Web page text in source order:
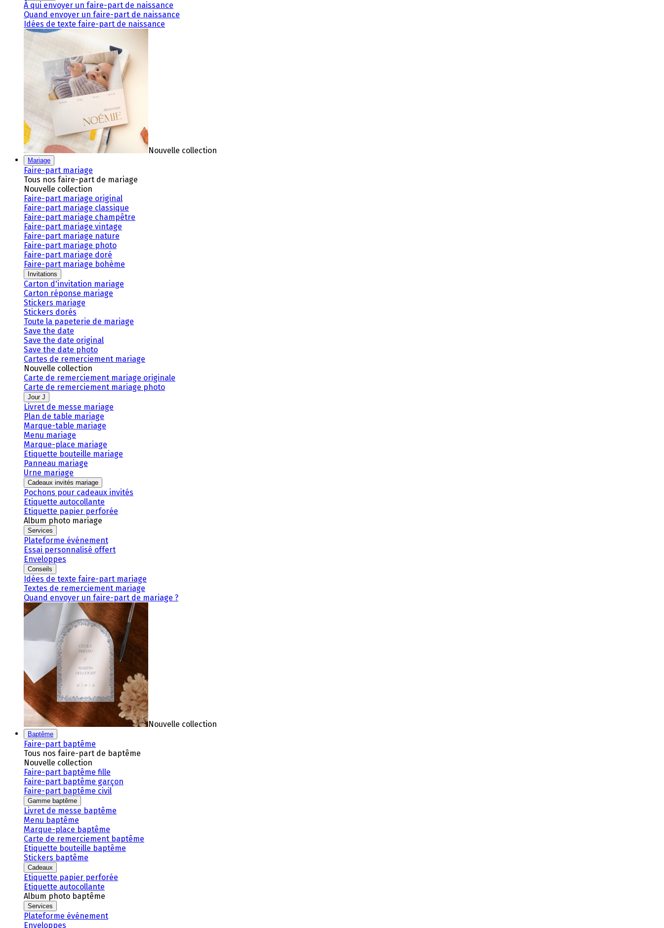
À qui envoyer un faire-part de naissance
Quand envoyer un faire-part de naissance
Idées de texte faire-part de naissance
Nouvelle collection
Mariage
Faire-part mariage
Tous nos faire-part de mariage
Nouvelle collection
Faire-part mariage original
Faire-part mariage classique
Faire-part mariage champêtre
Faire-part mariage vintage
Faire-part mariage nature
Faire-part mariage photo
Faire-part mariage doré
Faire-part mariage bohème
Invitations
Carton d'invitation mariage
Carton réponse mariage
Stickers mariage
Stickers dorés
Toute la papeterie de mariage
Save the date
Save the date original
Save the date photo
Cartes de remerciement mariage
Nouvelle collection
Carte de remerciement mariage originale
Carte de remerciement mariage photo
Jour J
Livret de messe mariage
Plan de table mariage
Marque-table mariage
Menu mariage
Marque-place mariage
Etiquette bouteille mariage
Panneau mariage
Urne mariage
Cadeaux invités mariage
Pochons pour cadeaux invités
Etiquette autocollante
Etiquette papier perforée
Album photo mariage
Services
Plateforme événement
Essai personnalisé offert
Enveloppes
Conseils
Idées de texte faire-part mariage
Textes de remerciement mariage
Quand envoyer un faire-part de mariage ?
Nouvelle collection
Baptême
Faire-part baptême
Tous nos faire-part de baptême
Nouvelle collection
Faire-part baptême fille
Faire-part baptême garçon
Faire-part baptême civil
Gamme baptême
Livret de messe baptême
Menu baptême
Marque-place baptême
Carte de remerciement baptême
Etiquette bouteille baptême
Stickers baptême
Cadeaux
Etiquette papier perforée
Etiquette autocollante
Album photo baptême
Services
Plateforme événement
Enveloppes